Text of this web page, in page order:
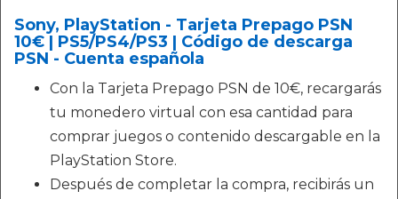
Sony, PlayStation - Tarjeta Prepago PSN
10€ | PS5/PS4/PS3 | Código de descarga
PSN - Cuenta española
Con la Tarjeta Prepago PSN de 10€, recargarás
tu monedero virtual con esa cantidad para
comprar juegos o contenido descargable en la
PlayStation Store.
Después de completar la compra, recibirás un